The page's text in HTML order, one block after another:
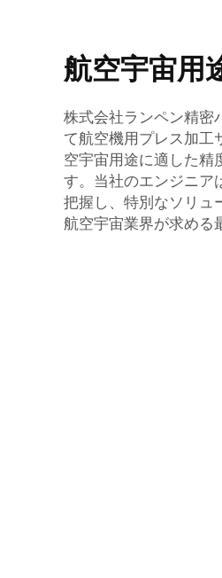
航空宇宙用
株式会社ランペン精密
て航空機用プレス加工
空宇宙用途に適した精
す。当社のエンジニア
把握し、特別なソリュ
航空宇宙業界が求める